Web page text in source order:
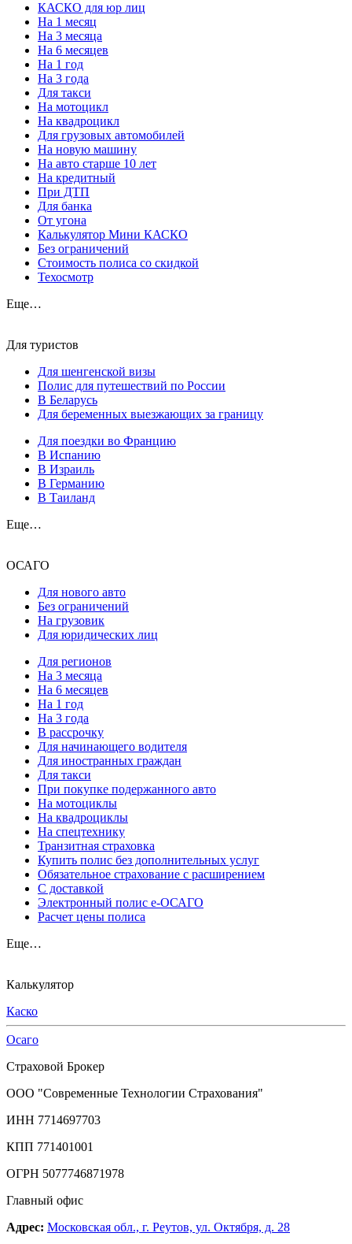
КАСКО для юр лиц
На 1 месяц
На 3 месяца
На 6 месяцев
На 1 год
На 3 года
Для такси
На мотоцикл
На квадроцикл
Для грузовых автомобилей
На новую машину
На авто старше 10 лет
На кредитный
При ДТП
Для банка
От угона
Калькулятор Мини КАСКО
Без ограничений
Стоимость полиса со скидкой
Техосмотр
Еще…
Для туристов
Для шенгенской визы
Полис для путешествий по России
В Беларусь
Для беременных выезжающих за границу
Для поездки во Францию
В Испанию
В Израиль
В Германию
В Таиланд
Еще…
ОСАГО
Для нового авто
Без ограничений
На грузовик
Для юридических лиц
Для регионов
На 3 месяца
На 6 месяцев
На 1 год
На 3 года
В рассрочку
Для начинающего водителя
Для иностранных граждан
Для такси
При покупке подержанного авто
На мотоциклы
На квадроциклы
На спецтехнику
Транзитная страховка
Купить полис без дополнительных услуг
Обязательное страхование с расширением
С доставкой
Электронный полис е-ОСАГО
Расчет цены полиса
Еще…
Калькулятор
Каско
Осаго
Страховой Брокер
ООО "Современные Технологии Страхования"
ИНН 7714697703
КПП 771401001
ОГРН 5077746871978
Главный офис
Адрес: Московская обл., г. Реутов, ул. Октября, д. 28